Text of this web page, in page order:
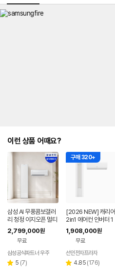
치
비
이런 상품 어때요?
삼성 AI 무풍콤보갤러
리 청정 이지오픈 멀티
형 에어컨 AF80F17D
22WRS 기본설치포
2,799,000원
무료
삼성공식파트너 우주
별 5 리
(7)
구매 320+
[2026 NEW] 캐리어
2in1 에어컨 인버터 1
등급 멀티형 wifi 17평
+6평 투인원 전국 설
치비포함
1,908,000원
무료
선인전자프라자
별 4.85 리
(176)